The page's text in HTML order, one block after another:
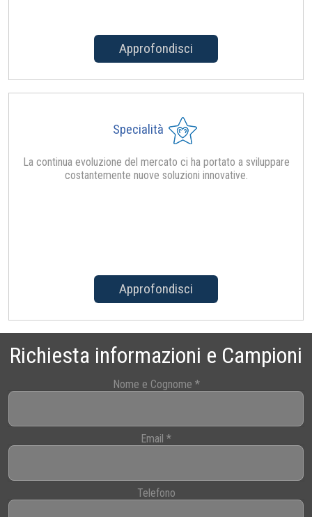
Approfondisci
Specialità
La continua evoluzione del mercato ci ha portato a sviluppare
costantemente nuove soluzioni innovative.
Approfondisci
Richiesta informazioni e Campioni
Nome e Cognome *
Email *
Telefono